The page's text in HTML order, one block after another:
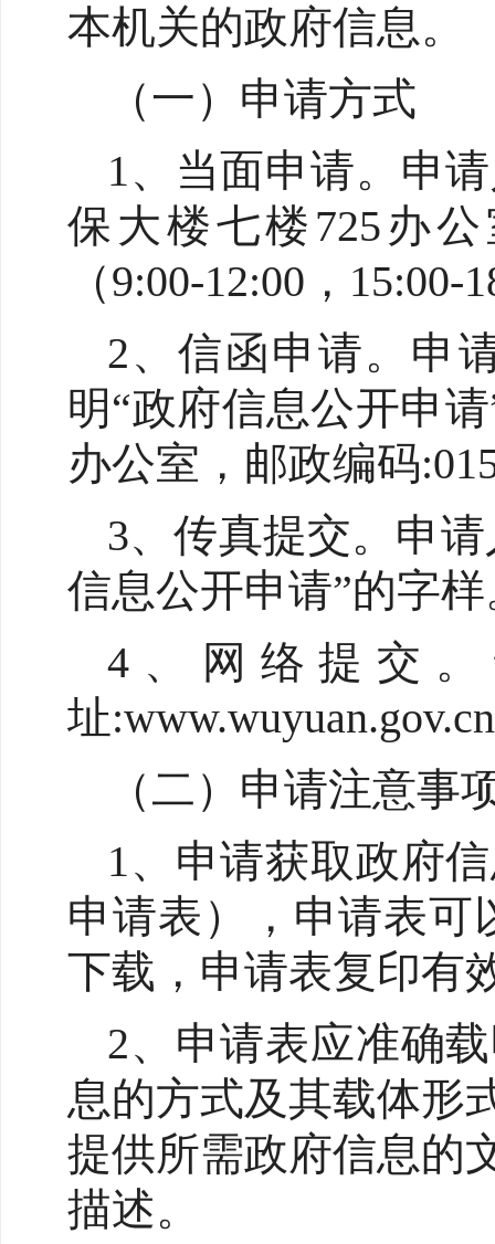
本机关的政府信息。
（一）申请方式
1、当面申请。申
保大楼七楼725办公
（9:00-12:00，15:00-
2、信函申请。申
明“政府信息公开申
办公室，邮政编码
3、传真提交。申
信息公开申请”的字
4、网络提交
址
（二）申请注意事
1、申请获取政府
申请表），申请表可
下载，申请表复印有
2、申请表应准确
息的方式及其载体形
提供所需政府信息的
描述。